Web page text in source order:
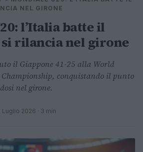
NEL GIRONE
l’Italia batte il
si rilancia nel girone
il Giappone 41-25 alla World
conquistando il punto
nel girone.
Luglio 2026 · 3 min